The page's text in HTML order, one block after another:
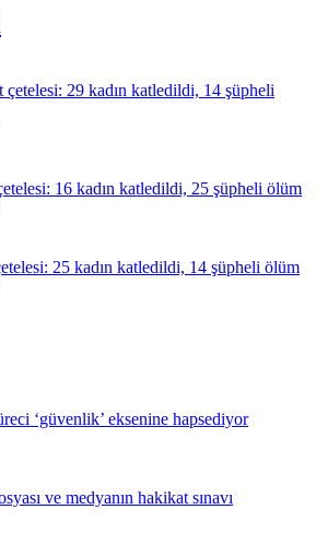
çetelesi: 29 kadın katledildi, 14 şüpheli
16 kadın katledildi, 25 şüpheli ölüm
25 kadın katledildi, 14 şüpheli ölüm
‘güvenlik’ eksenine hapsediyor
ve medyanın hakikat sınavı